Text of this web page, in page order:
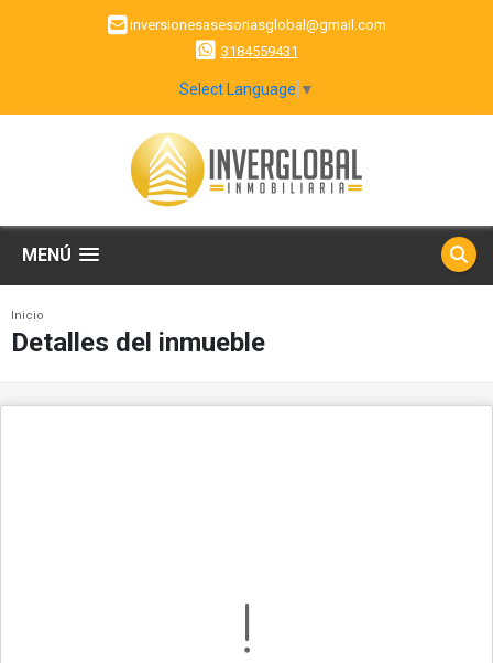
inversionesasesoriasglobal@gmail.com
3184559431
Select Language ▼
MENÚ
Inicio
Detalles del inmueble